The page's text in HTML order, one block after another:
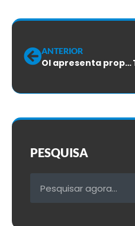
ANTERIOR
OI apresenta proposta final muito aquém do esperado
PESQUISA